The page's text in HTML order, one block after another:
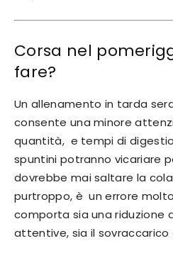
Corsa nel
fare?
Un allenamento in tarda
consente una minore
quantità, e tempi di
spuntini potranno vicariare
dovrebbe mai saltare la
purtroppo, è un errore
comporta sia una riduzione
attentive, sia il